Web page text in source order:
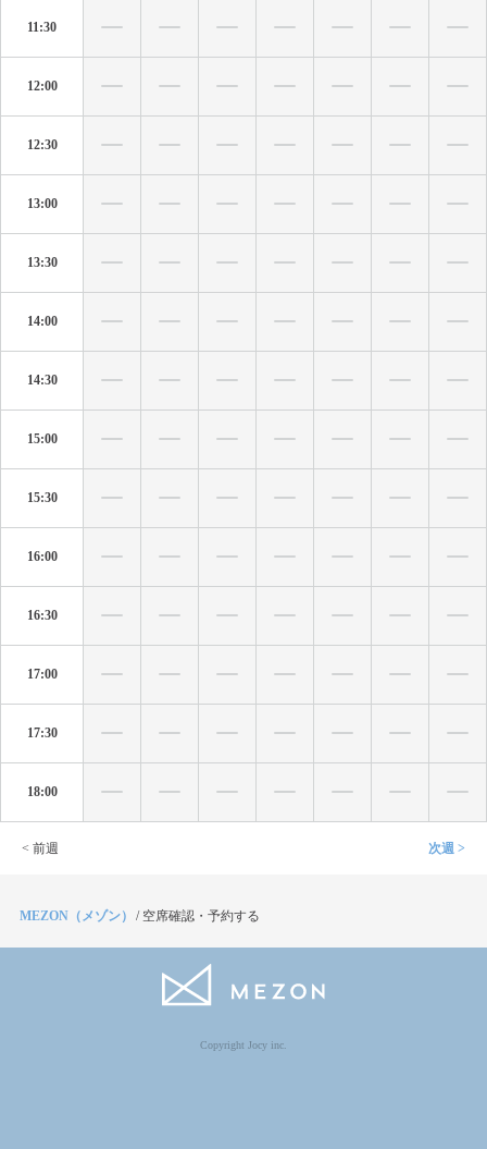
11:30
12:00
12:30
13:00
13:30
14:00
14:30
15:00
15:30
16:00
16:30
17:00
17:30
18:00
< 前週 次週 >
MEZON（メゾン） / 空席確認・予約する
Copyright Jocy inc.